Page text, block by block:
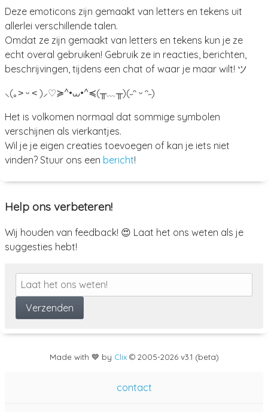
Deze emoticons zijn gemaakt van letters en tekens uit
allerlei verschillende talen.
Omdat ze zijn gemaakt van letters en tekens kun je ze
echt overal gebruiken! Gebruik ze in reacties, berichten,
beschrijvingen, tijdens een chat of waar je maar wilt! ツ
⸜(｡˃ ᵕ ˂ )⸝♡≽^•⩊•^≼(╥﹏╥)(˶ᵔ ᵕ ᵔ˶)
Het is volkomen normaal dat sommige symbolen
verschijnen als vierkantjes.
Wil je je eigen creaties toevoegen of kan je iets niet
vinden? Stuur ons een bericht!
Help ons verbeteren!
Wij houden van feedback! 😍 Laat het ons weten als je
suggesties hebt!
Made with 💙 by Clix© 2005-2026 v3.1 (beta)
contact